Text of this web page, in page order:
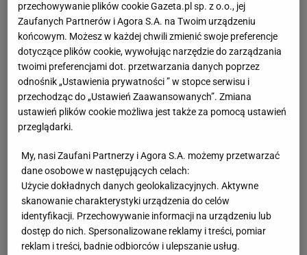
przechowywanie plików cookie Gazeta.pl sp. z o.o., jej
Zaufanych Partnerów i Agora S.A. na Twoim urządzeniu
końcowym. Możesz w każdej chwili zmienić swoje preferencje
dotyczące plików cookie, wywołując narzędzie do zarządzania
twoimi preferencjami dot. przetwarzania danych poprzez
odnośnik „Ustawienia prywatności ” w stopce serwisu i
przechodząc do „Ustawień Zaawansowanych”. Zmiana
ustawień plików cookie możliwa jest także za pomocą ustawień
przeglądarki.
My, nasi Zaufani Partnerzy i Agora S.A. możemy przetwarzać
dane osobowe w następujących celach:
Użycie dokładnych danych geolokalizacyjnych. Aktywne
skanowanie charakterystyki urządzenia do celów
identyfikacji. Przechowywanie informacji na urządzeniu lub
dostęp do nich. Spersonalizowane reklamy i treści, pomiar
reklam i treści, badnie odbiorców i ulepszanie usług.